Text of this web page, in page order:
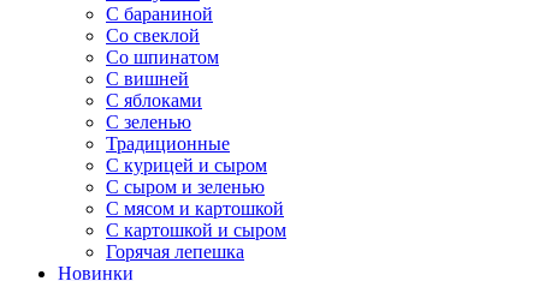
C бараниной
Со свеклой
Со шпинатом
С вишней
С яблоками
С зеленью
Традиционные
С курицей и сыром
С сыром и зеленью
С мясом и картошкой
С картошкой и сыром
Горячая лепешка
Новинки